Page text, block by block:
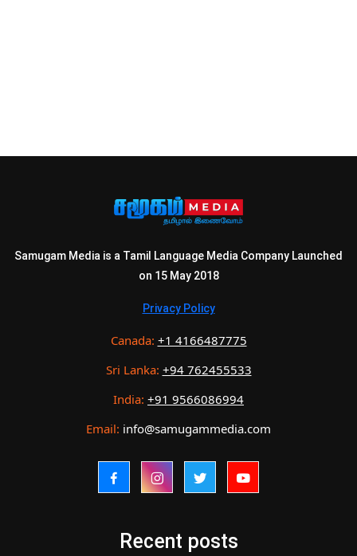
Samugam Media is a Tamil Language Media Company Launched
on 15 May 2018
Privacy Policy
Canada: +1 4166487775
Sri Lanka: +94 762455533
India: +91 9566086994
Email: info@samugammedia.com
Recent posts